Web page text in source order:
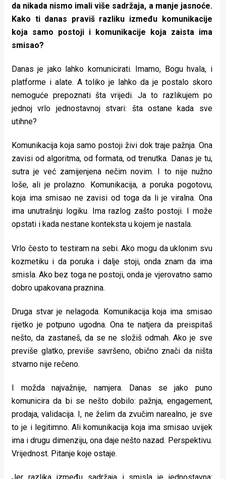
da nikada nismo imali više sadržaja, a manje jasnoće.
Kako ti danas praviš razliku između komunikacije
koja samo postoji i komunikacije koja zaista ima
smisao?
Danas je jako lahko komunicirati. Imamo, Bogu hvala, i
platforme i alate. A toliko je lahko da je postalo skoro
nemoguće prepoznati šta vrijedi. Ja to razlikujem po
jednoj vrlo jednostavnoj stvari: šta ostane kada sve
utihne?
Komunikacija koja samo postoji živi dok traje pažnja. Ona
zavisi od algoritma, od formata, od trenutka. Danas je tu,
sutra je već zamijenjena nečim novim. I to nije nužno
loše, ali je prolazno. Komunikacija, a poruka pogotovu,
koja ima smisao ne zavisi od toga da li je viralna. Ona
ima unutrašnju logiku. Ima razlog zašto postoji. I može
opstati i kada nestane konteksta u kojem je nastala.
Vrlo često to testiram na sebi. Ako mogu da uklonim svu
kozmetiku i da poruka i dalje stoji, onda znam da ima
smisla. Ako bez toga ne postoji, onda je vjerovatno samo
dobro upakovana praznina.
Druga stvar je nelagoda. Komunikacija koja ima smisao
rijetko je potpuno ugodna. Ona te natjera da preispitaš
nešto, da zastaneš, da se ne složiš odmah. Ako je sve
previše glatko, previše savršeno, obično znači da ništa
stvarno nije rečeno.
I možda najvažnije, namjera. Danas se jako puno
komunicira da bi se nešto dobilo: pažnja, engagement,
prodaja, validacija. I, ne želim da zvučim narealno, je sve
to je i legitimno. Ali komunikacija koja ima smisao uvijek
ima i drugu dimenziju, ona daje nešto nazad. Perspektivu.
Vrijednost. Pitanje koje ostaje.